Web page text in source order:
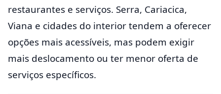
restaurantes e serviços. Serra, Cariacica,
Viana e cidades do interior tendem a oferecer
opções mais acessíveis, mas podem exigir
mais deslocamento ou ter menor oferta de
serviços específicos.